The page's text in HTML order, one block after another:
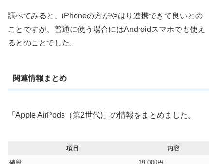
調べてみると、iPhoneの方がやはり連携できて良いとの
ことですが、普通に使う場合にはAndroidスマホでも使え
るとのことでした。
関連情報まとめ
「Apple AirPods（第2世代)」の情報をまとめました。
項目
内容
値段
19,000円